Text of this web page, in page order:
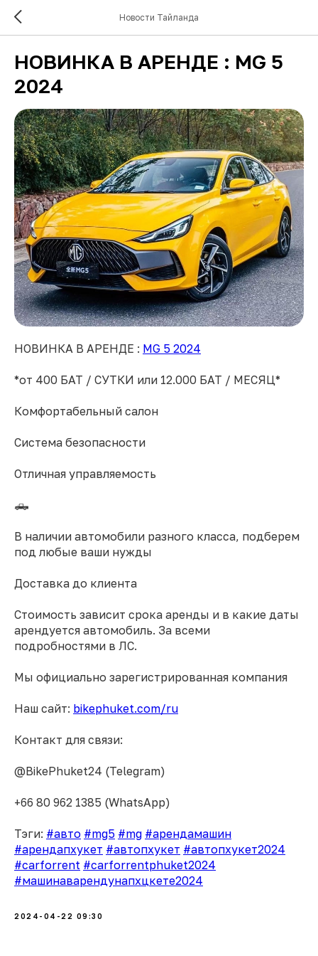
Новости Тайланда
НОВИНКА В АРЕНДЕ : MG 5
2024
НОВИНКА В АРЕНДЕ : MG 5 2024
*от 400 БАТ / СУТКИ или 12.000 БАТ / МЕСЯЦ*
Комфортабельный салон
Система безопасности
Отличная управляемость
🛻
В наличии автомобили разного класса, подберем
под любые ваши нужды
Доставка до клиента
Стоимость зависит срока аренды и в какие даты
арендуется автомобиль. За всеми
подробностями в ЛС.
Мы официально зарегистрированная компания
Наш сайт: bikephuket.com/ru
Контакт для связи:
@BikePhuket24 (Telegram)
+66 80 962 1385 (WhatsApp)
Тэги: #авто #mg5 #mg #арендамашин
#арендапхукет #автопхукет #автопхукет2024
#carforrent #carforrentphuket2024
#машинаварендунапхцкете2024
2024-04-22 09:30